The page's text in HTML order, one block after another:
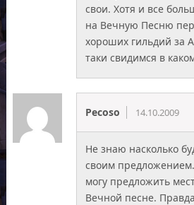
свои. Хотя и все
на Вечную Песню
хороших гильдий за
таки свидимся в
Pecoso 14.10.2009
Не знаю насколько
своим
могу предложить
Вечной песне.